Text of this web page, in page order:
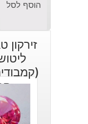
הוסף לסל
זירקון